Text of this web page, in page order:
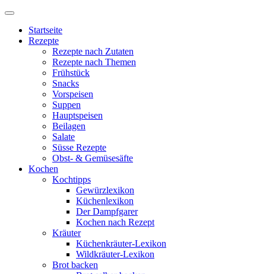
Startseite
Rezepte
Rezepte nach Zutaten
Rezepte nach Themen
Frühstück
Snacks
Vorspeisen
Suppen
Hauptspeisen
Beilagen
Salate
Süsse Rezepte
Obst- & Gemüsesäfte
Kochen
Kochtipps
Gewürzlexikon
Küchenlexikon
Der Dampfgarer
Kochen nach Rezept
Kräuter
Küchenkräuter-Lexikon
Wildkräuter-Lexikon
Brot backen